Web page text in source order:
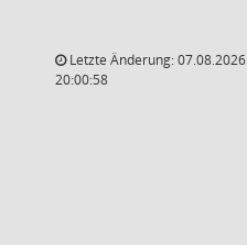
Letzte Änderung: 07.08.2026
20:00:58